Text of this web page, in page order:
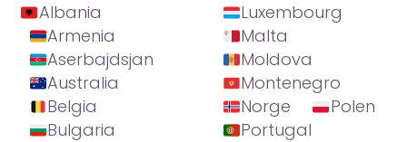
Albania
Armenia
Aserbajdsjan
Australia
Belgia
Bulgaria
Luxembourg
Malta
Moldova
Montenegro
Norge
Polen
Portugal